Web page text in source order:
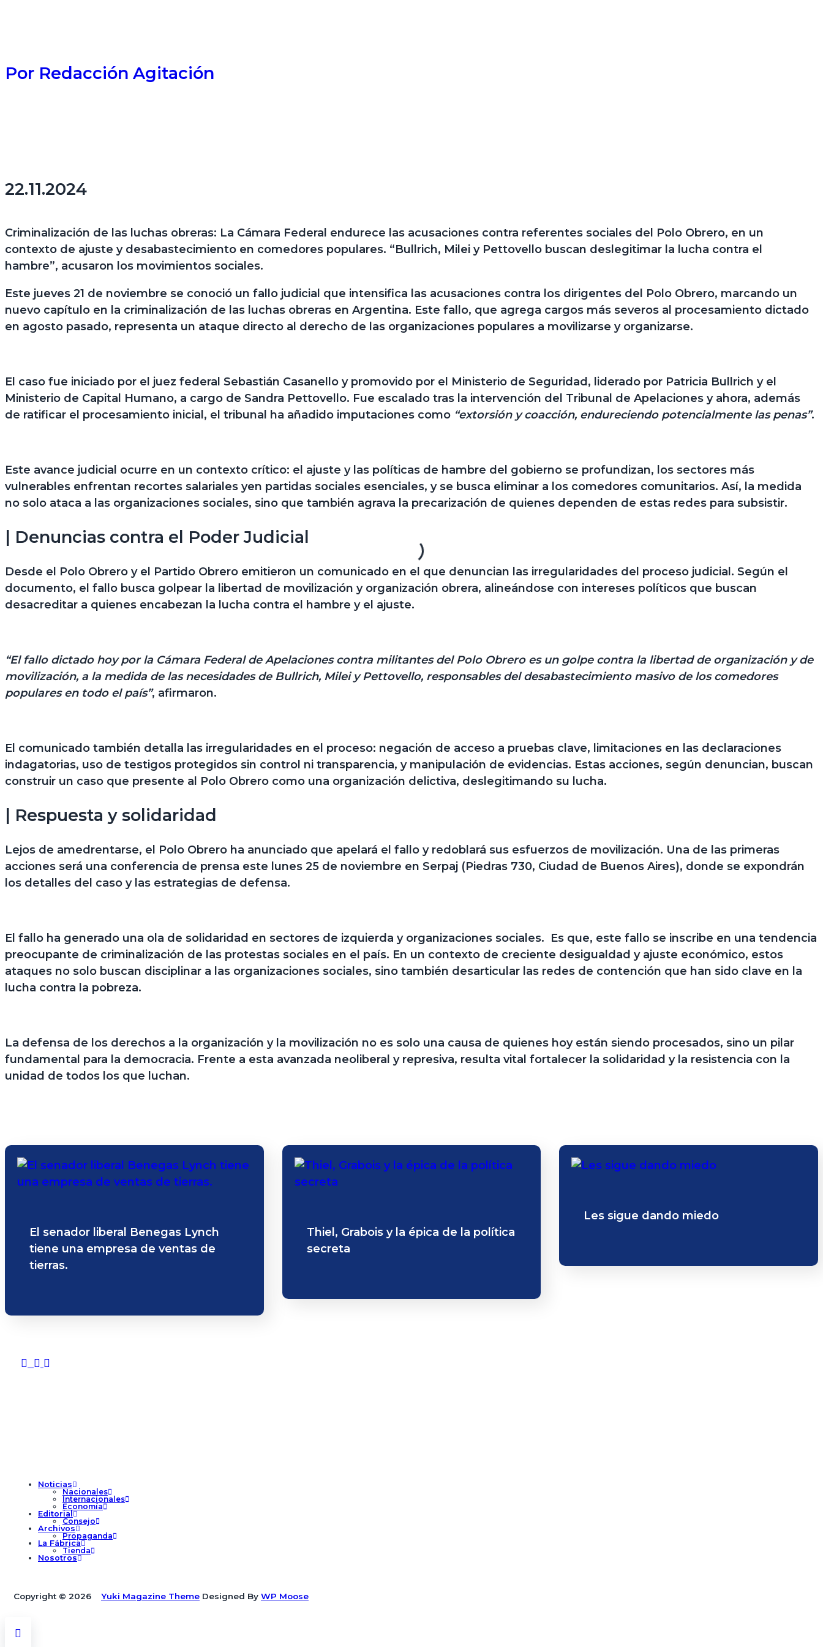
Por Redacción Agitación
22.11.2024
Criminalización de las luchas obreras: La Cámara Federal endurece las acusaciones contra referentes sociales del Polo Obrero, en un
contexto de ajuste y desabastecimiento en comedores populares. “Bullrich, Milei y Pettovello buscan deslegitimar la lucha contra el
hambre”, acusaron los movimientos sociales.
Este jueves 21 de noviembre se conoció un fallo judicial que intensifica las acusaciones contra los dirigentes del Polo Obrero, marcando un
nuevo capítulo en la criminalización de las luchas obreras en Argentina. Este fallo, que agrega cargos más severos al procesamiento dictado
en agosto pasado, representa un ataque directo al derecho de las organizaciones populares a movilizarse y organizarse.
El caso fue iniciado por el juez federal Sebastián Casanello y promovido por el Ministerio de Seguridad, liderado por Patricia Bullrich y el
Ministerio de Capital Humano, a cargo de Sandra Pettovello. Fue escalado tras la intervención del Tribunal de Apelaciones y ahora, además
de ratificar el procesamiento inicial, el tribunal ha añadido imputaciones como “extorsión y coacción, endureciendo potencialmente las penas”.
Este avance judicial ocurre en un contexto crítico: el ajuste y las políticas de hambre del gobierno se profundizan, los sectores más
vulnerables enfrentan recortes salariales yen partidas sociales esenciales, y se busca eliminar a los comedores comunitarios. Así, la medida
no solo ataca a las organizaciones sociales, sino que también agrava la precarización de quienes dependen de estas redes para subsistir.
| Denuncias contra el Poder Judicial
Desde el Polo Obrero y el Partido Obrero emitieron un comunicado en el que denuncian las irregularidades del proceso judicial. Según el
documento, el fallo busca golpear la libertad de movilización y organización obrera, alineándose con intereses políticos que buscan
desacreditar a quienes encabezan la lucha contra el hambre y el ajuste.
“El fallo dictado hoy por la Cámara Federal de Apelaciones contra militantes del Polo Obrero es un golpe contra la libertad de organización y de
movilización, a la medida de las necesidades de Bullrich, Milei y Pettovello, responsables del desabastecimiento masivo de los comedores
populares en todo el país”, afirmaron.
El comunicado también detalla las irregularidades en el proceso: negación de acceso a pruebas clave, limitaciones en las declaraciones
indagatorias, uso de testigos protegidos sin control ni transparencia, y manipulación de evidencias. Estas acciones, según denuncian, buscan
construir un caso que presente al Polo Obrero como una organización delictiva, deslegitimando su lucha.
| Respuesta y solidaridad
Lejos de amedrentarse, el Polo Obrero ha anunciado que apelará el fallo y redoblará sus esfuerzos de movilización. Una de las primeras
acciones será una conferencia de prensa este lunes 25 de noviembre en Serpaj (Piedras 730, Ciudad de Buenos Aires), donde se expondrán
los detalles del caso y las estrategias de defensa.
El fallo ha generado una ola de solidaridad en sectores de izquierda y organizaciones sociales. Es que, este fallo se inscribe en una tendencia
preocupante de criminalización de las protestas sociales en el país. En un contexto de creciente desigualdad y ajuste económico, estos
ataques no solo buscan disciplinar a las organizaciones sociales, sino también desarticular las redes de contención que han sido clave en la
lucha contra la pobreza.
La defensa de los derechos a la organización y la movilización no es solo una causa de quienes hoy están siendo procesados, sino un pilar
fundamental para la democracia. Frente a esta avanzada neoliberal y represiva, resulta vital fortalecer la solidaridad y la resistencia con la
unidad de todos los que luchan.
El senador liberal Benegas Lynch
tiene una empresa de ventas de
tierras.
Thiel, Grabois y la épica de la política
secreta
Les sigue dando miedo
Noticias
Nacionales
Internacionales
Economía
Editorial
Consejo
Archivos
Propaganda
La Fábrica
Tienda
Nosotros
Copyright © 2026 Yuki Magazine Theme Designed By WP Moose